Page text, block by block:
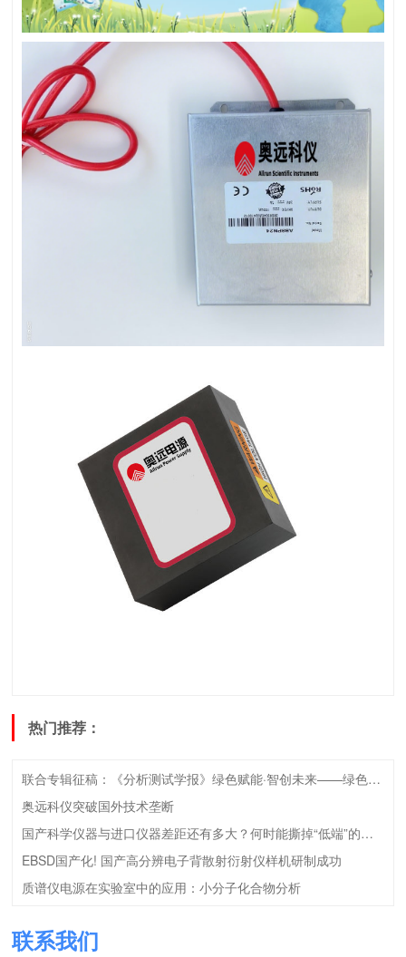
热门推荐：
联合专辑征稿：《分析测试学报》绿色赋能·智创未来——绿色检测技术专辑征稿启事
奥远科仪突破国外技术垄断
国产科学仪器与进口仪器差距还有多大？何时能撕掉“低端”的标签？
EBSD国产化! 国产高分辨电子背散射衍射仪样机研制成功
质谱仪电源在实验室中的应用：小分子化合物分析
联系我们